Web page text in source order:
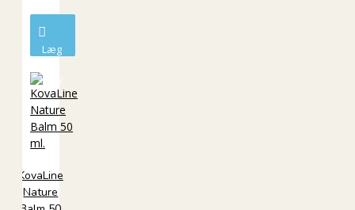
Læg
kurv
KovaLine
Nature